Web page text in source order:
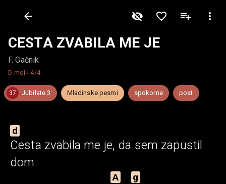
CESTA ZVABILA ME JE
F. Gačnik
D-mol ‧ 4/4
37 Jubilate 3 Mladinske pesmi spokorne post
d
Cesta zvabila me je, da sem zapustil
dom
A g